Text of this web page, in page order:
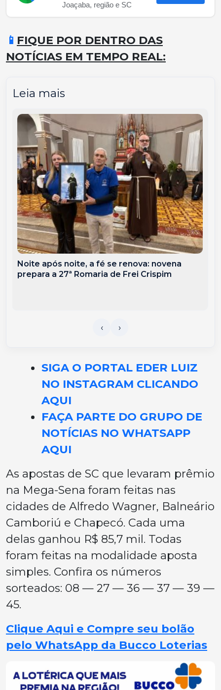
Joaçaba, região e SC
📱 FIQUE POR DENTRO DAS
NOTÍCIAS EM TEMPO REAL:
Leia mais
Noite após noite, a fé se renova: novena
prepara a 27ª Romaria de Frei Crispim
SIGA O PORTAL EDER LUIZ
NO INSTAGRAM CLICANDO
AQUI
FAÇA PARTE DO GRUPO DE
NOTÍCIAS NO WHATSAPP
AQUI
As apostas de SC que levaram prêmio
na Mega-Sena foram feitas nas
cidades de Alfredo Wagner, Balneário
Camboriú e Chapecó. Cada uma
delas ganhou R$ 85,7 mil. Todas
foram feitas na modalidade aposta
simples. Confira os números
sorteados: 08 — 27 — 36 — 37 — 39 —
45.
Clique Aqui e Compre seu bolão
pelo WhatsApp da Bucco Loterias